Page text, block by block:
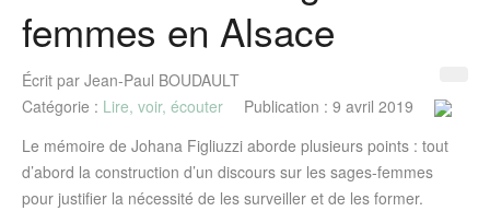
femmes en Alsace
Écrit par Jean-Paul BOUDAULT
Catégorie : Lire, voir, écouter
Publication : 9 avril 2019
Le mémoire de Johana Figliuzzi aborde plusieurs points : tout
d’abord la construction d’un discours sur les sages-femmes
pour justifier la nécessité de les surveiller et de les former.